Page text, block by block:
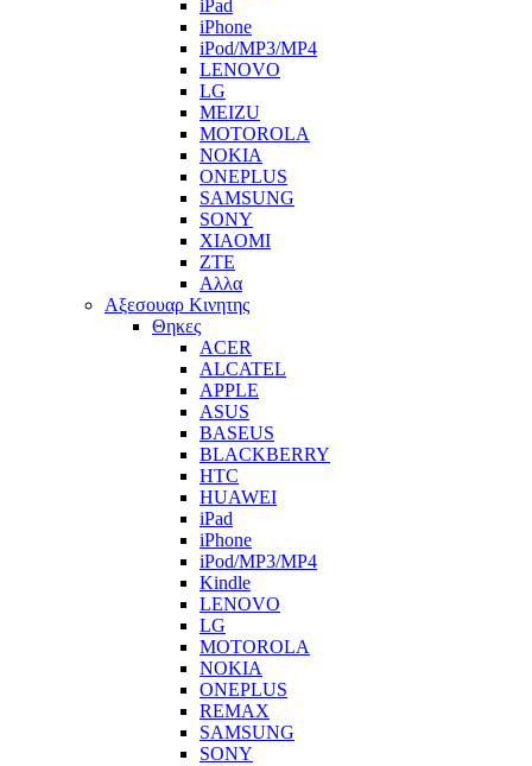
iPad
iPhone
iPod/MP3/MP4
LENOVO
LG
MEIZU
MOTOROLA
NOKIA
ONEPLUS
SAMSUNG
SONY
XIAOMI
ZTE
Αλλα
Αξεσουαρ Κινητης
Θηκες
ACER
ALCATEL
APPLE
ASUS
BASEUS
BLACKBERRY
HTC
HUAWEI
iPad
iPhone
iPod/MP3/MP4
Kindle
LENOVO
LG
MOTOROLA
NOKIA
ONEPLUS
REMAX
SAMSUNG
SONY